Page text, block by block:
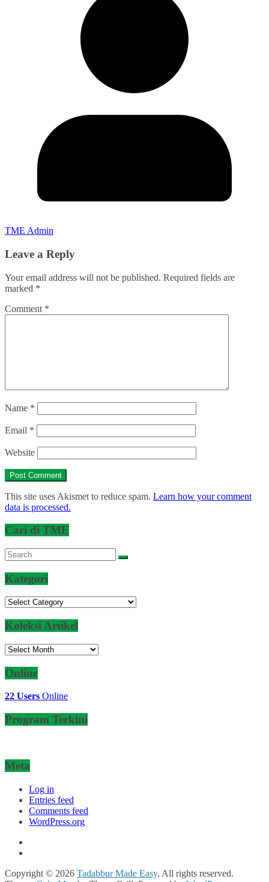
TME Admin
Leave a Reply
Your email address will not be published. Required fields are
marked *
Comment *
Name *
Email *
Website
This site uses Akismet to reduce spam. Learn how your comment
data is processed.
Cari di TME
Kategori
Kategori
Koleksi Artikel
Koleksi
Online
22 Users Online
Program Terkini
Meta
Log in
Entries feed
Comments feed
WordPress.org
Copyright © 2026 Tadabbur Made Easy. All rights reserved.